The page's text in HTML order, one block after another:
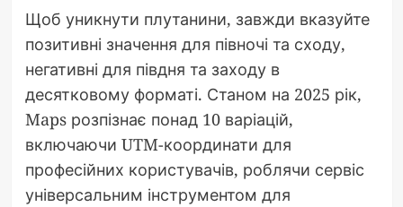
Щоб уникнути плутанини, завжди вказуйте
позитивні значення для півночі та сходу,
негативні для півдня та заходу в
десятковому форматі. Станом на 2025 рік,
Maps розпізнає понад 10 варіацій,
включаючи UTM-координати для
професійних користувачів, роблячи сервіс
універсальним інструментом для